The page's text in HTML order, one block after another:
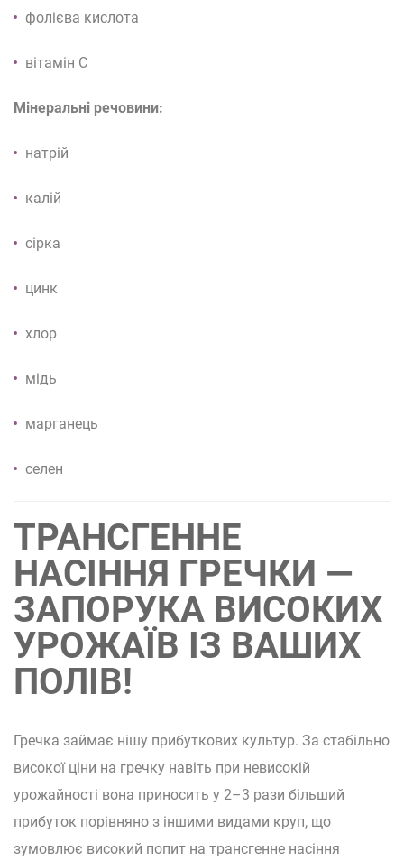
фолієва кислота
вітамін С
Мінеральні речовини:
натрій
калій
сірка
цинк
хлор
мідь
марганець
селен
ТРАНСГЕННЕ
НАСІННЯ ГРЕЧКИ —
ЗАПОРУКА ВИСОКИХ
УРОЖАЇВ ІЗ ВАШИХ
ПОЛІВ!
Гречка займає нішу прибуткових культур. За стабільно
високої ціни на гречку навіть при невисокій
урожайності вона приносить у 2–3 рази більший
прибуток порівняно з іншими видами круп, що
зумовлює високий попит на трансгенне насіння